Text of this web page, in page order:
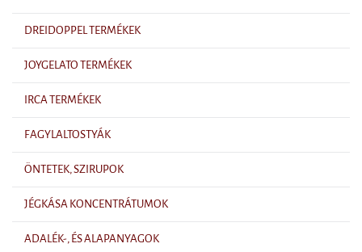
DREIDOPPEL TERMÉKEK
JOYGELATO TERMÉKEK
IRCA TERMÉKEK
FAGYLALTOSTYÁK
ÖNTETEK, SZIRUPOK
JÉGKÁSA KONCENTRÁTUMOK
ADALÉK-, ÉS ALAPANYAGOK